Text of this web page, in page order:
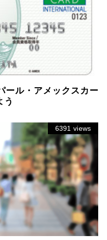
ール・アメックスカー
う
6391 views